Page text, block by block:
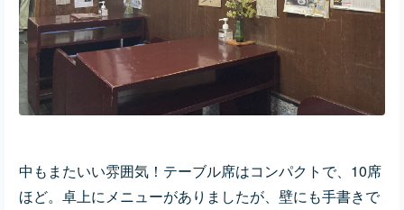
中もまたいい雰囲気！テーブル席はコンパクトで、10席
ほど。卓上にメニューがありましたが、壁にも手書きで